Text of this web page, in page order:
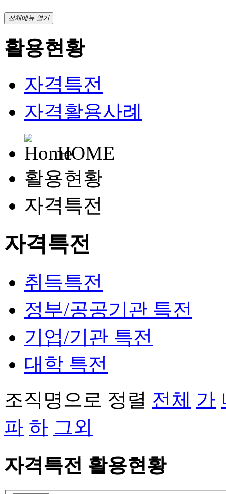
전체메뉴 열기
활용현황
자격특전
자격활용사례
HOME
활용현황
자격특전
자격특전
취득특전
정부/공공기관 특전
기업/기관 특전
대학 특전
조직명으로 정렬 전체 가
파 하 그외
자격특전 활용현황